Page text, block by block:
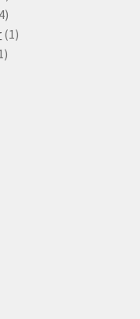
produkty
44
produkty
1 1
1